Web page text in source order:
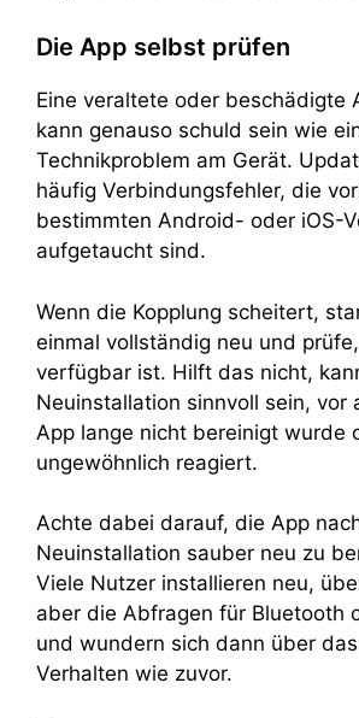
Die App selbst prüfen
Eine veraltete oder beschädigte
kann genauso schuld sein wie
Technikproblem am Gerät.
häufig Verbindungsfehler, die
bestimmten Android- oder iOS-
aufgetaucht sind.
Wenn die Kopplung scheitert,
einmal vollständig neu und
verfügbar ist. Hilft das nicht,
Neuinstallation sinnvoll sein, vor
App lange nicht bereinigt wurde
ungewöhnlich reagiert.
Achte dabei darauf, die App
Neuinstallation sauber neu zu
Viele Nutzer installieren neu,
aber die Abfragen für Bluetooth
und wundern sich dann über
Verhalten wie zuvor.